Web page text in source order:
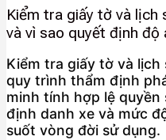
Kiểm tra giấy tờ và
và vì sao quyết định độ
Kiểm tra giấy tờ và
quy trình thẩm định
minh tính hợp lệ
định danh xe và mức
suốt vòng đời sử dụng.